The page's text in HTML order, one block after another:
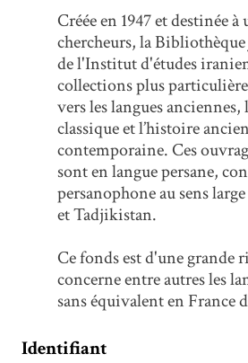
Créée en 1947 et destinée
chercheurs, la
de l'Institut d'études
collections plus
vers les langues
classique et l’histoire
contemporaine. Ces
sont en langue persane,
persanophone au sens
et Tadjikistan.
Ce fonds est d'une grande
concerne entre autres les
sans équivalent en France
Identifiant